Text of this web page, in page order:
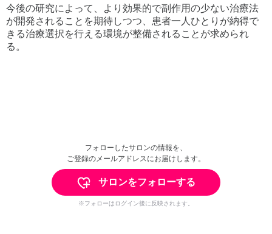
今後の研究によって、より効果的で副作用の少ない治療法
が開発されることを期待しつつ、患者一人ひとりが納得で
きる治療選択を行える環境が整備されることが求められ
る。
フォローしたサロンの情報を、
ご登録のメールアドレスにお届けします。
サロンをフォローする
※フォローはログイン後に反映されます。